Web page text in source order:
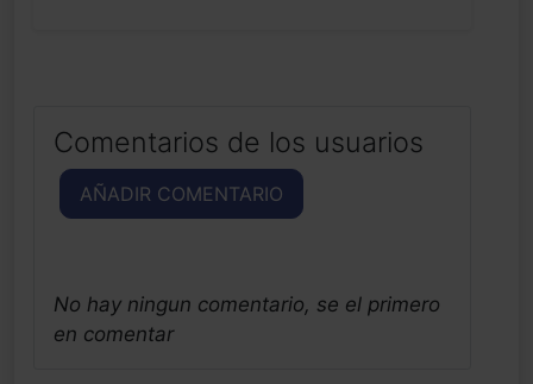
Comentarios de los usuarios
AÑADIR COMENTARIO
No hay ningun comentario, se el primero
en comentar